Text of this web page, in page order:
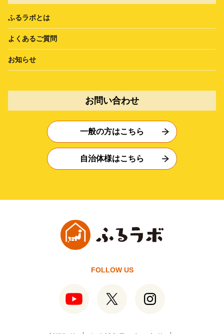
ふるラボとは
よくあるご質問
お知らせ
お問い合わせ
一般の方はこちら
自治体様はこちら
FOLLOW US